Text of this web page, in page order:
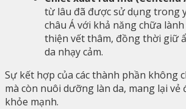
từ lâu đã được sử dụng trong
châu Á với khả năng chữa
thiện vết thâm, đồng thời giữ
da nhạy cảm.
Sự kết hợp của các thành phần không
mà còn nuôi dưỡng làn da, mang lại vẻ
khỏe mạnh.